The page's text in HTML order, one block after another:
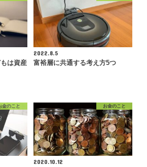
は資産
2022.8.5
富裕層に共通する考え方5つ
金のこと お金のこと
2020.10.12